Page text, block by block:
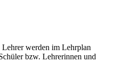
werden im Lehrplan
bzw. Lehrerinnen und